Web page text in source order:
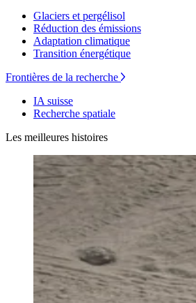
Glaciers et pergélisol
Réduction des émissions
Adaptation climatique
Transition énergétique
Frontières de la recherche
IA suisse
Recherche spatiale
Les meilleures histoires